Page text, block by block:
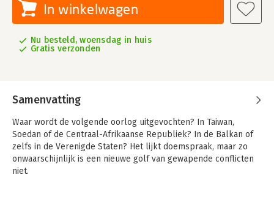
In winkelwagen
Nu besteld, woensdag in huis
Gratis verzonden
Samenvatting
Waar wordt de volgende oorlog uitgevochten? In Taiwan,
Soedan of de Centraal-Afrikaanse Republiek? In de Balkan of
zelfs in de Verenigde Staten? Het lijkt doemspraak, maar zo
onwaarschijnlijk is een nieuwe golf van gewapende conflicten
niet.